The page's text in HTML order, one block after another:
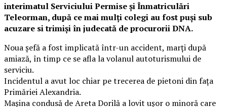
interimatul Serviciului Permise și Înmatriculări
Teleorman, după ce mai mulți colegi au fost puși sub
acuzare si trimiși în judecată de procurorii DNA.
Noua șefă a fost implicată într-un accident, marți după
amiază, în timp ce se afla la volanul autoturismului de
serviciu.
Incidentul a avut loc chiar pe trecerea de pietoni din fața
Primăriei Alexandria.
Mașina condusă de Areta Dorilă a lovit ușor o minoră care